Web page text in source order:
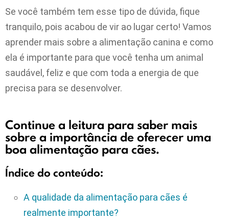
Se você também tem esse tipo de dúvida, fique
tranquilo, pois acabou de vir ao lugar certo! Vamos
aprender mais sobre a alimentação canina e como
ela é importante para que você tenha um animal
saudável, feliz e que com toda a energia de que
precisa para se desenvolver.
Continue a leitura para saber mais
sobre a importância de oferecer uma
boa alimentação para cães.
Índice do conteúdo:
A qualidade da alimentação para cães é
realmente importante?